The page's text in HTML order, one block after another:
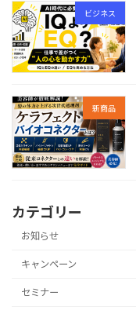
ビジネス
新商品
カテゴリー
お知らせ
キャンペーン
セミナー